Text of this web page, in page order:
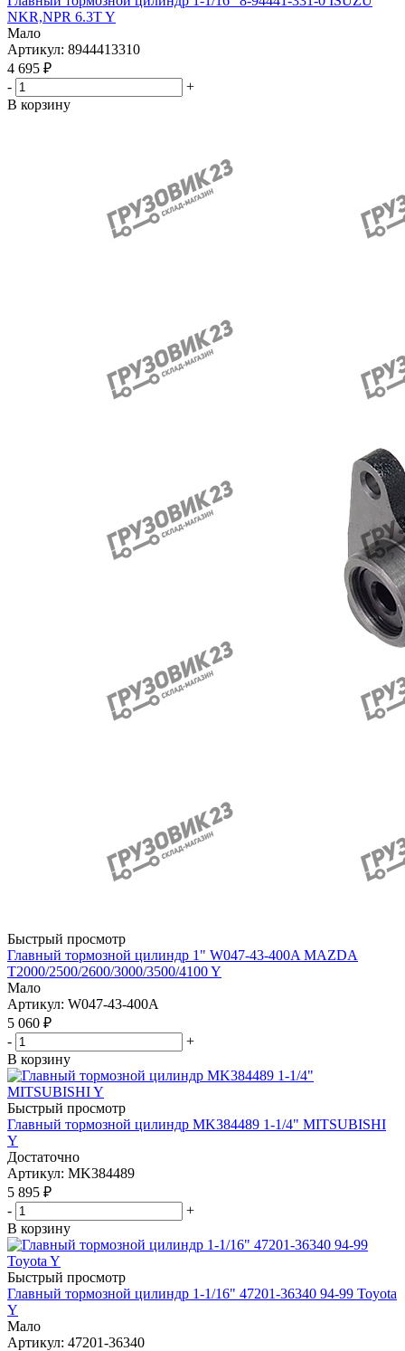
NKR,NPR 6.3T Y
Мало
Артикул: 8944413310
4 695 ₽
-
+
В корзину
Быстрый просмотр
Главный тормозной цилиндр 1" W047-43-400A MAZDA
T2000/2500/2600/3000/3500/4100 Y
Мало
Артикул: W047-43-400A
5 060 ₽
-
+
В корзину
Быстрый просмотр
Главный тормозной цилиндр MK384489 1-1/4" MITSUBISHI
Y
Достаточно
Артикул: MK384489
5 895 ₽
-
+
В корзину
Быстрый просмотр
Главный тормозной цилиндр 1-1/16" 47201-36340 94-99 Toyota
Y
Мало
Артикул: 47201-36340